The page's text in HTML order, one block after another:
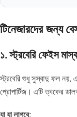
টিনেজারদের জন্য
১. স্ট্রবেরি ফেইস
স্ট্রবেরি শুধু সুস্বাদু ফল নয়,
প্রোপার্টিজ। এটি ত্বকের
যা যা লাগবে: